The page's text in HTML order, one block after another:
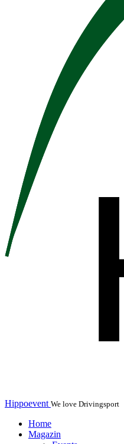
Hippoevent We love Drivingsport
Home
Magazin